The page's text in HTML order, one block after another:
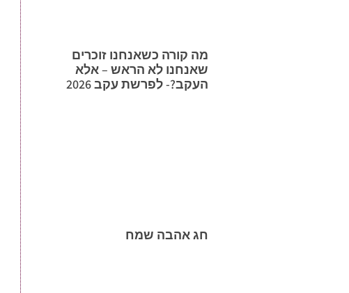
מה קורה כשאנחנו זוכרים
שאנחנו לא הראש – אלא
העקב?- לפרשת עקב 2026
חג אהבה שמח